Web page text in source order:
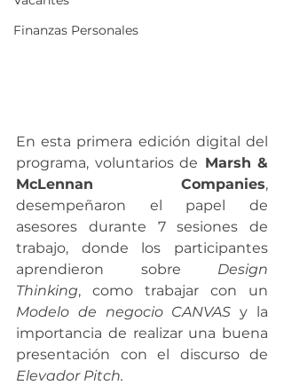
Finanzas Personales
En esta primera edición digital del
programa, voluntarios de Marsh &
McLennan Companies,
desempeñaron el papel de
asesores durante 7 sesiones de
trabajo, donde los participantes
aprendieron sobre Design
Thinking
Modelo de negocio CANVAS y la
importancia de realizar una buena
Elevador Pitch.